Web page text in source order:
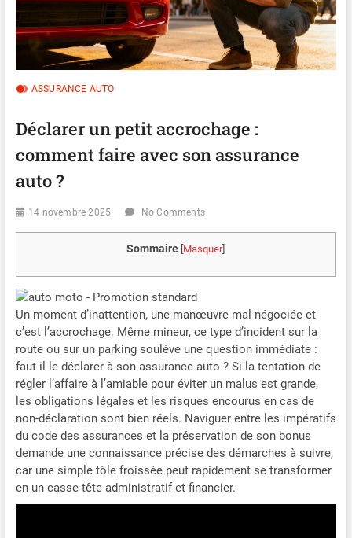
ASSURANCE AUTO
Déclarer un petit accrochage :
comment faire avec son assurance
auto ?
14 novembre 2025 No Comments
Sommaire Masquer]
Un moment d’inattention, une manœuvre mal négociée et
c’est l’accrochage. Même mineur, ce type d’incident sur la
route ou sur un parking soulève une question immédiate :
faut-il le déclarer à son assurance auto ? Si la tentation de
régler l’affaire à l’amiable pour éviter un malus est grande,
les obligations légales et les risques encourus en cas de
non-déclaration sont bien réels. Naviguer entre les impératifs
du code des assurances et la préservation de son bonus
demande une connaissance précise des démarches à suivre,
car une simple tôle froissée peut rapidement se transformer
en un casse-tête administratif et financier.